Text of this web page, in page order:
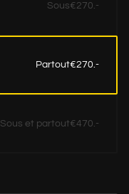
Sous€270.-
Partout€270.-
Sous et partout€470.-